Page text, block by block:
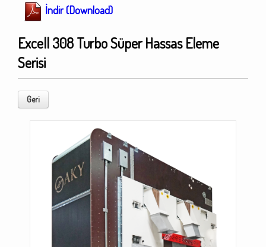
İndir (Download)
Excell 308 Turbo Süper Hassas Eleme
Serisi
Geri